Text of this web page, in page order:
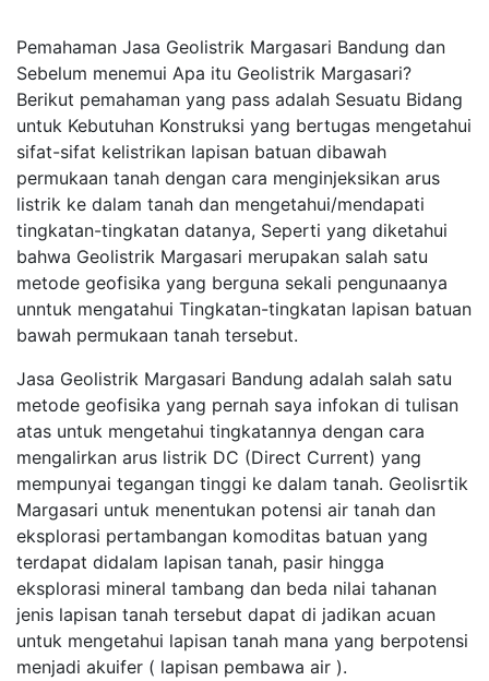
Pemahaman Jasa Geolistrik Margasari Bandung dan
Sebelum menemui Apa itu Geolistrik Margasari?
Berikut pemahaman yang pass adalah Sesuatu Bidang
untuk Kebutuhan Konstruksi yang bertugas mengetahui
sifat-sifat kelistrikan lapisan batuan dibawah
permukaan tanah dengan cara menginjeksikan arus
listrik ke dalam tanah dan mengetahui/mendapati
tingkatan-tingkatan datanya, Seperti yang diketahui
bahwa Geolistrik Margasari merupakan salah satu
metode geofisika yang berguna sekali pengunaanya
unntuk mengatahui Tingkatan-tingkatan lapisan batuan
bawah permukaan tanah tersebut.
Jasa Geolistrik Margasari Bandung adalah salah satu
metode geofisika yang pernah saya infokan di tulisan
atas untuk mengetahui tingkatannya dengan cara
mengalirkan arus listrik DC (Direct Current) yang
mempunyai tegangan tinggi ke dalam tanah. Geolisrtik
Margasari untuk menentukan potensi air tanah dan
eksplorasi pertambangan komoditas batuan yang
terdapat didalam lapisan tanah, pasir hingga
eksplorasi mineral tambang dan beda nilai tahanan
jenis lapisan tanah tersebut dapat di jadikan acuan
untuk mengetahui lapisan tanah mana yang berpotensi
menjadi akuifer ( lapisan pembawa air ).